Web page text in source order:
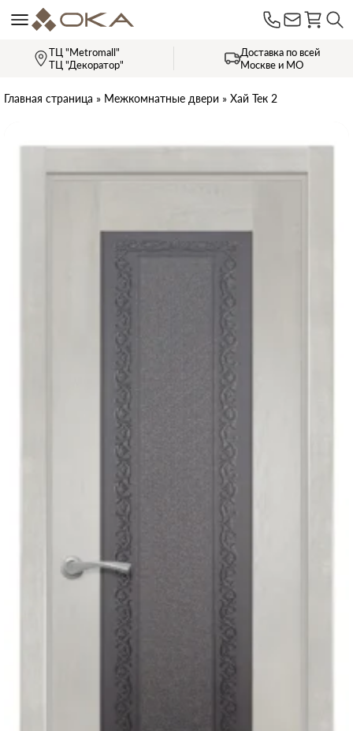
ТЦ "Metromall"
ТЦ "Декоратор"
Доставка по всей
Москве и МО
Главная страница » Межкомнатные двери » Хай Тек 2